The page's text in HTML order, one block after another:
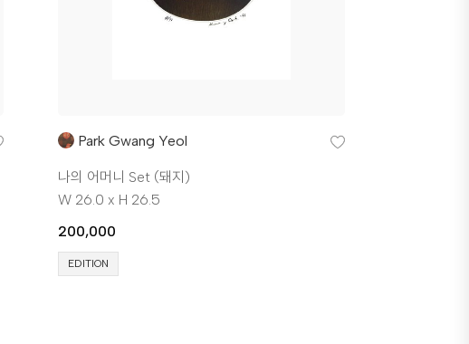
Park Gwang Yeol
나의 어머니 Set (돼지)
W 26.0 x H 26.5
200,000
EDITION